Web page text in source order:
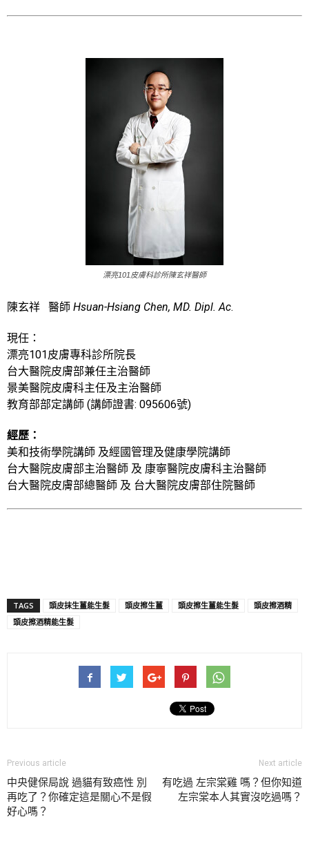
漂亮101皮膚科診所陳玄祥醫師
陳玄祥 醫師 Hsuan-Hsiang Chen, MD. Dipl. Ac.
現任：
漂亮101皮膚專科診所院長
台大醫院皮膚部兼任主治醫師
景美醫院皮膚科主任及主治醫師
教育部部定講師 (講師證書: 095606號)
經歷：
美和技術學院講師 及經國管理及健康學院講師
台大醫院皮膚部主治醫師 及 康寧醫院皮膚科主治醫師
台大醫院皮膚部總醫師 及 台大醫院皮膚部住院醫師
TAGS 頭皮抹生薑能生髮 頭皮擦生薑 頭皮擦生薑能生髮
頭皮擦酒精
頭皮擦酒精能生髮
Previous article
中央健保局說 過貓有致癌性 別
再吃了？你確定這是關心不是假
好心嗎？
Next article
有吃過 左宗棠雞 嗎？但你知道
左宗棠本人其實沒吃過嗎？